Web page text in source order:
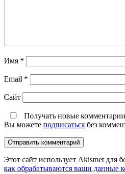
Имя *
Email *
Сайт
Получать новые
Вы можете подписаться без
Этот сайт использует Akismet для
как обрабатываются ваши данные